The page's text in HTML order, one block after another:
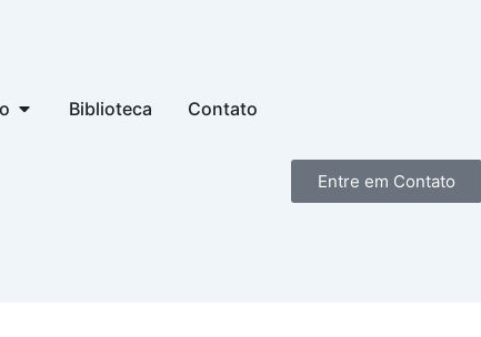
Abrir Áreas de Atuação
Biblioteca Contato
Entre em Contato